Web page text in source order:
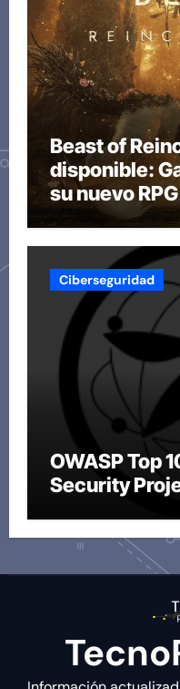
Beast of
disponible:
su nuevo
Ciberseguridad
OWASP Top
Security